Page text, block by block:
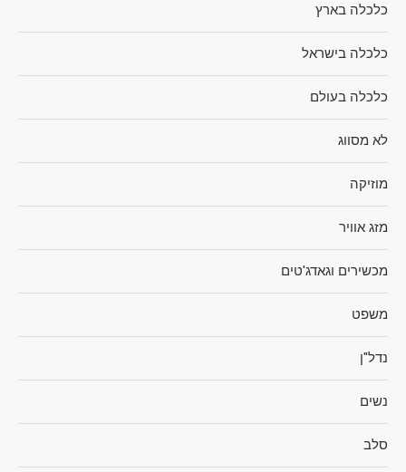
כלכלה בארץ
כלכלה בישראל
כלכלה בעולם
לא מסווג
מוזיקה
מזג אוויר
מכשירים וגאדג'טים
משפט
נדל"ן
נשים
סלב